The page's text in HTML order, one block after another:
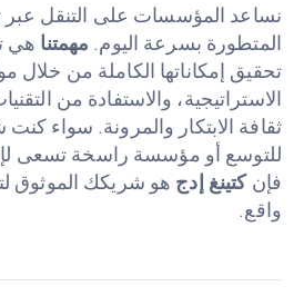
نساعد المؤسسات على التنقل عبر
المتطورة بسرعة اليوم. مهمتنا هي
تحقيق إمكاناتها الكاملة من خلال
الاستراتيجية، والاستفادة من
ثقافة الابتكار والمرونة. سواء
للتوسع أو مؤسسة راسخة تسعى
فإنكتينغ إدج هو شريكك الموثوق
واقع.